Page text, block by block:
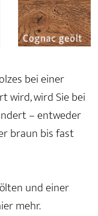
bei einer
wird, wird Sie bei
– entweder
braun bis fast
und einer
mehr.